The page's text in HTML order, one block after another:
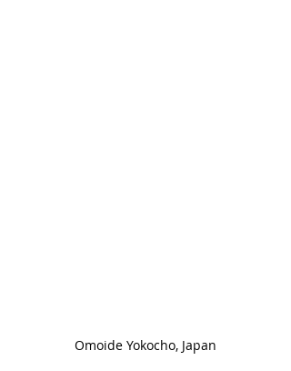
Omoide Yokocho, Japan